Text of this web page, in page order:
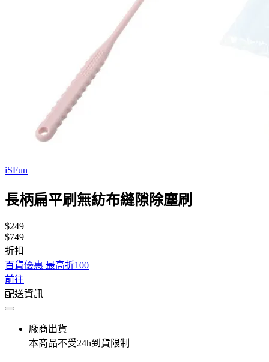
iSFun
長柄扁平刷無紡布縫隙除塵刷
$249
$749
折扣
百貨優惠 最高折100
前往
配送資訊
廠商出貨
本商品不受24h到貨限制